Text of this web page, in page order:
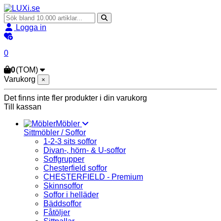
Logga in
0
0(TOM)
Varukorg
×
Det finns inte fler produkter i din varukorg
Till kassan
Möbler
Sittmöbler / Soffor
1-2-3 sits soffor
Divan-, hörn- & U-soffor
Soffgrupper
Chesterfield soffor
CHESTERFIELD - Premium
Skinnsoffor
Soffor i helläder
Bäddsoffor
Fåtöljer